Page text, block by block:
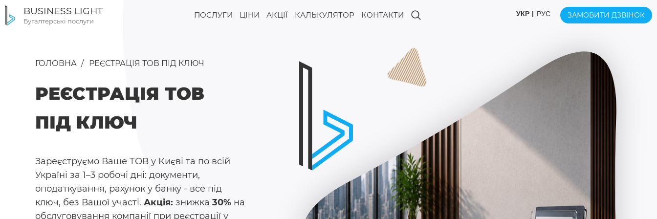
BUSINESS LIGHT
Бугалтерські послуги
ПОСЛУГИ ЦІНИ АКЦІЇ КАЛЬКУЛЯТОР КОНТАКТИ УКР РУС ЗАМОВИТИ ДЗВІНОК
ГОЛОВНА РЕЄСТРАЦІЯ ТОВ ПІД КЛЮЧ
РЕЄСТРАЦІЯ ТОВ
ПІД КЛЮЧ
Зареєструємо Ваше ТОВ у Києві та по всій
Україні за 1–3 робочі дні: документи,
оподаткування, рахунок у банку - все під
ключ, без Вашої участі. Акція: знижка 30% на
обслуговування компанії при реєстрації у